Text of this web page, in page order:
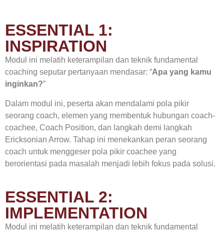
ESSENTIAL 1:
INSPIRATION
Modul ini melatih keterampilan dan teknik fundamental
coaching seputar pertanyaan mendasar: “Apa yang kamu
inginkan?”
Dalam modul ini, peserta akan mendalami pola pikir
seorang coach, elemen yang membentuk hubungan coach-
coachee, Coach Position, dan langkah demi langkah
Ericksonian Arrow. Tahap ini menekankan peran seorang
coach untuk menggeser pola pikir coachee yang
berorientasi pada masalah menjadi lebih fokus pada solusi.
ESSENTIAL 2:
IMPLEMENTATION
Modul ini melatih keterampilan dan teknik fundamental